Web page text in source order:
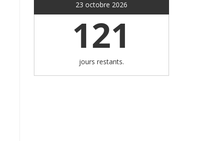
23 octobre 2026
121
jours restants.